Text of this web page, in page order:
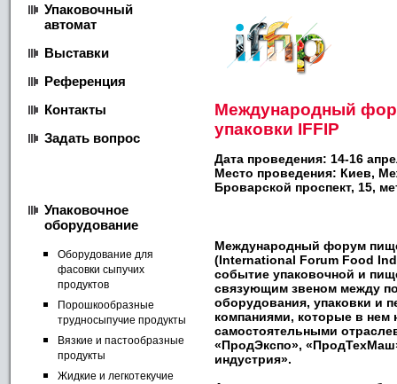
Международный
упаковки IFFIP
Дата проведения: 14-16
Место проведения: Киев,
Броварской проспект, 15,
Международный форум
(International Forum Food
событие упаковочной и
связующим звеном между
оборудования, упаковки и
компаниями, которые в нем
самостоятельными
«ПродЭкспо»,
индустрия».
Упаковочный
автомат
Выставки
Референция
Контакты
Задать вопрос
Упаковочное
оборудование
Оборудование для
фасовки сыпучих
продуктов
Порошкообразные
трудносыпучие продукты
Вязкие и пастообразные
продукты
Жидкие и легкотекучие